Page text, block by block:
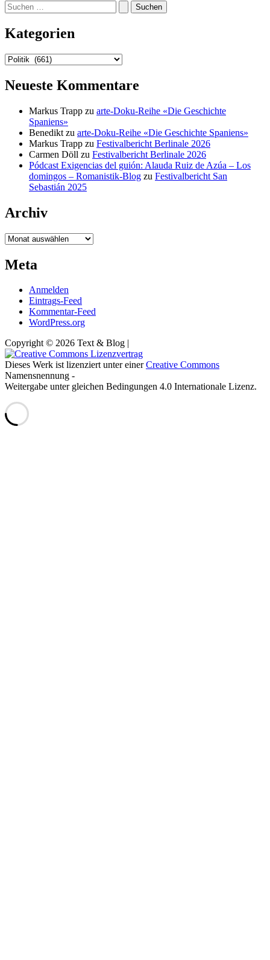
Suchen
nach:
Kategorien
Kategorien
Neueste Kommentare
Markus Trapp zu arte-Doku-Reihe «Die Geschichte
Spaniens»
Benedikt zu arte-Doku-Reihe «Die Geschichte Spaniens»
Markus Trapp zu Festivalbericht Berlinale 2026
Carmen Döll zu Festivalbericht Berlinale 2026
Pódcast Exigencias del guión: Alauda Ruiz de Azúa – Los
domingos – Romanistik-Blog zu Festivalbericht San
Sebastián 2025
Archiv
Archiv
Meta
Anmelden
Eintrags-Feed
Kommentar-Feed
WordPress.org
Copyright © 2026 Text & Blog |
Dieses Werk ist lizenziert unter einerCreative Commons
Namensnennung -
Weitergabe unter gleichen Bedingungen 4.0 Internationale Lizenz.